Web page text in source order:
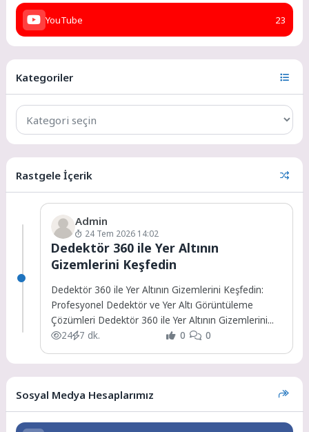
YouTube 23
Kategoriler
Rastgele İçerik
Admin
24 Tem 2026 14:02
Dedektör 360 ile Yer Altının
Gizemlerini Keşfedin
Dedektör 360 ile Yer Altının Gizemlerini Keşfedin:
Profesyonel Dedektör ve Yer Altı Görüntüleme
Çözümleri Dedektör 360 ile Yer Altının Gizemlerini...
24 7 dk. 0 0
Sosyal Medya Hesaplarımız